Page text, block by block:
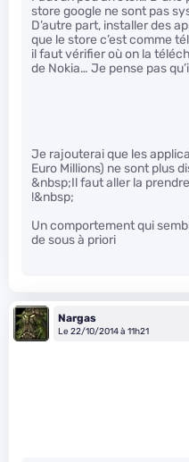
store google ne sont pas
D’autre part, installer des
que le store c’est comme
il faut vérifier où on la
de Nokia… Je pense pas
Je rajouterai que les
Euro Millions) ne sont plus
&nbsp;Il faut aller la
!&nbsp;
Un comportement qui
de sous à priori
Nargas
Le 22/10/2014 à 11h21